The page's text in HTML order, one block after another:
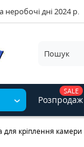
неробочі дні 2024 р.
SALE
Розпродаж
для кріплення камери